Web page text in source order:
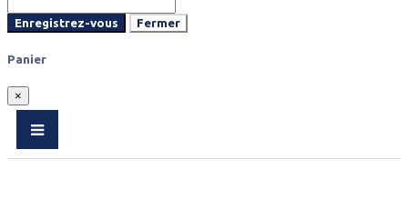
Enregistrez-vous Fermer
Panier
×